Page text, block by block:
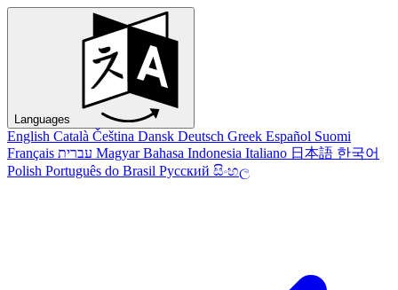
Languages
English Català Čeština Dansk Deutsch Greek Español Suomi
Français עברית Magyar Bahasa Indonesia Italiano 日本語 한국어
Polish Português do Brasil Русский සිංහල